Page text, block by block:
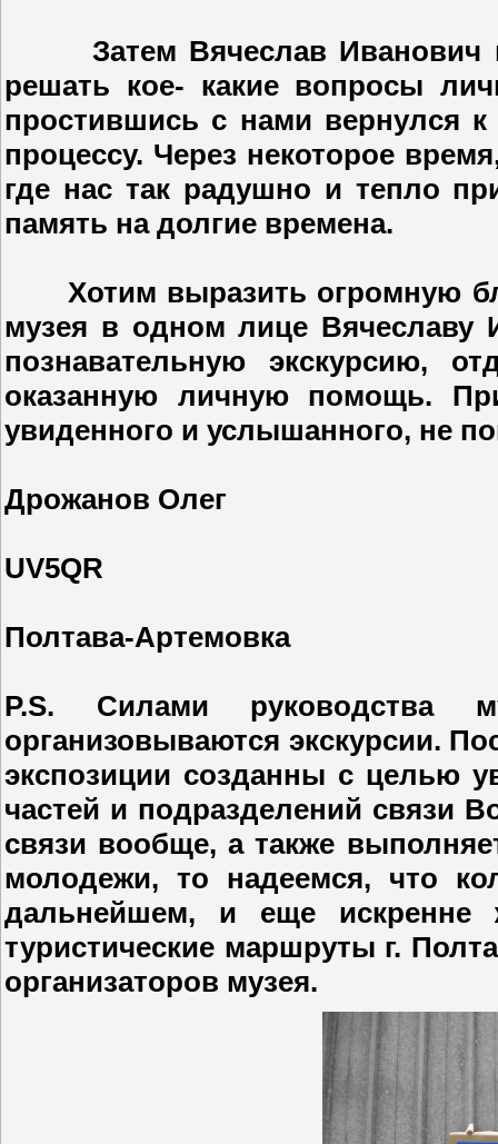
Затем Вячеслав Иванович
решать кое- какие вопросы
простившись с нами вернулся
процессу. Через некоторое
где нас так радушно и тепло
память на долгие времена.
Хотим выразить огромную
музея в одном лице Вячеславу
познавательную экскурсию,
оказанную личную помощь.
увиденного и услышанного, не
Дрожанов Олег
UV5QR
Полтава-Артемовка
P.S. Силами руководства
организовываются экскурсии.
экспозиции созданны с целью
частей и подразделений связи
связи вообще, а также
молодежи, то надеемся, что
дальнейшем, и еще
туристические маршруты г.
организаторов музея.